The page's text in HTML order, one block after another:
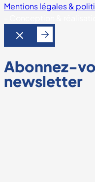
Mentions légales &
Abonnez-
newsletter